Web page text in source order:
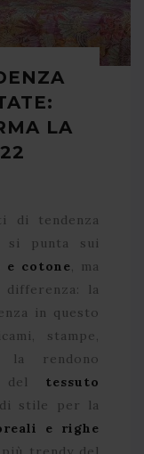
LA
di tendenza
si punta sui
e cotone, ma
la
in questo
stampe,
la rendono
del tessuto
stile per la
e righe